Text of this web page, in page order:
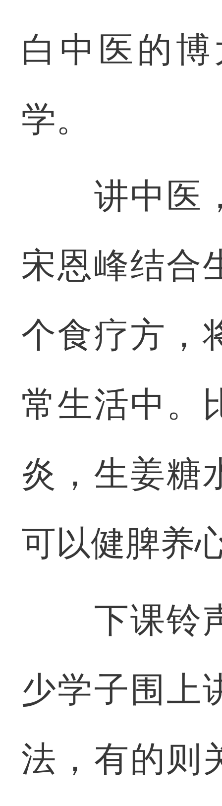
白中医的
学。
讲中医，
宋恩峰结合
个食疗方，
常生活中。
炎，生姜糖
可以健脾养
下课铃声
少学子围上
法，有的则